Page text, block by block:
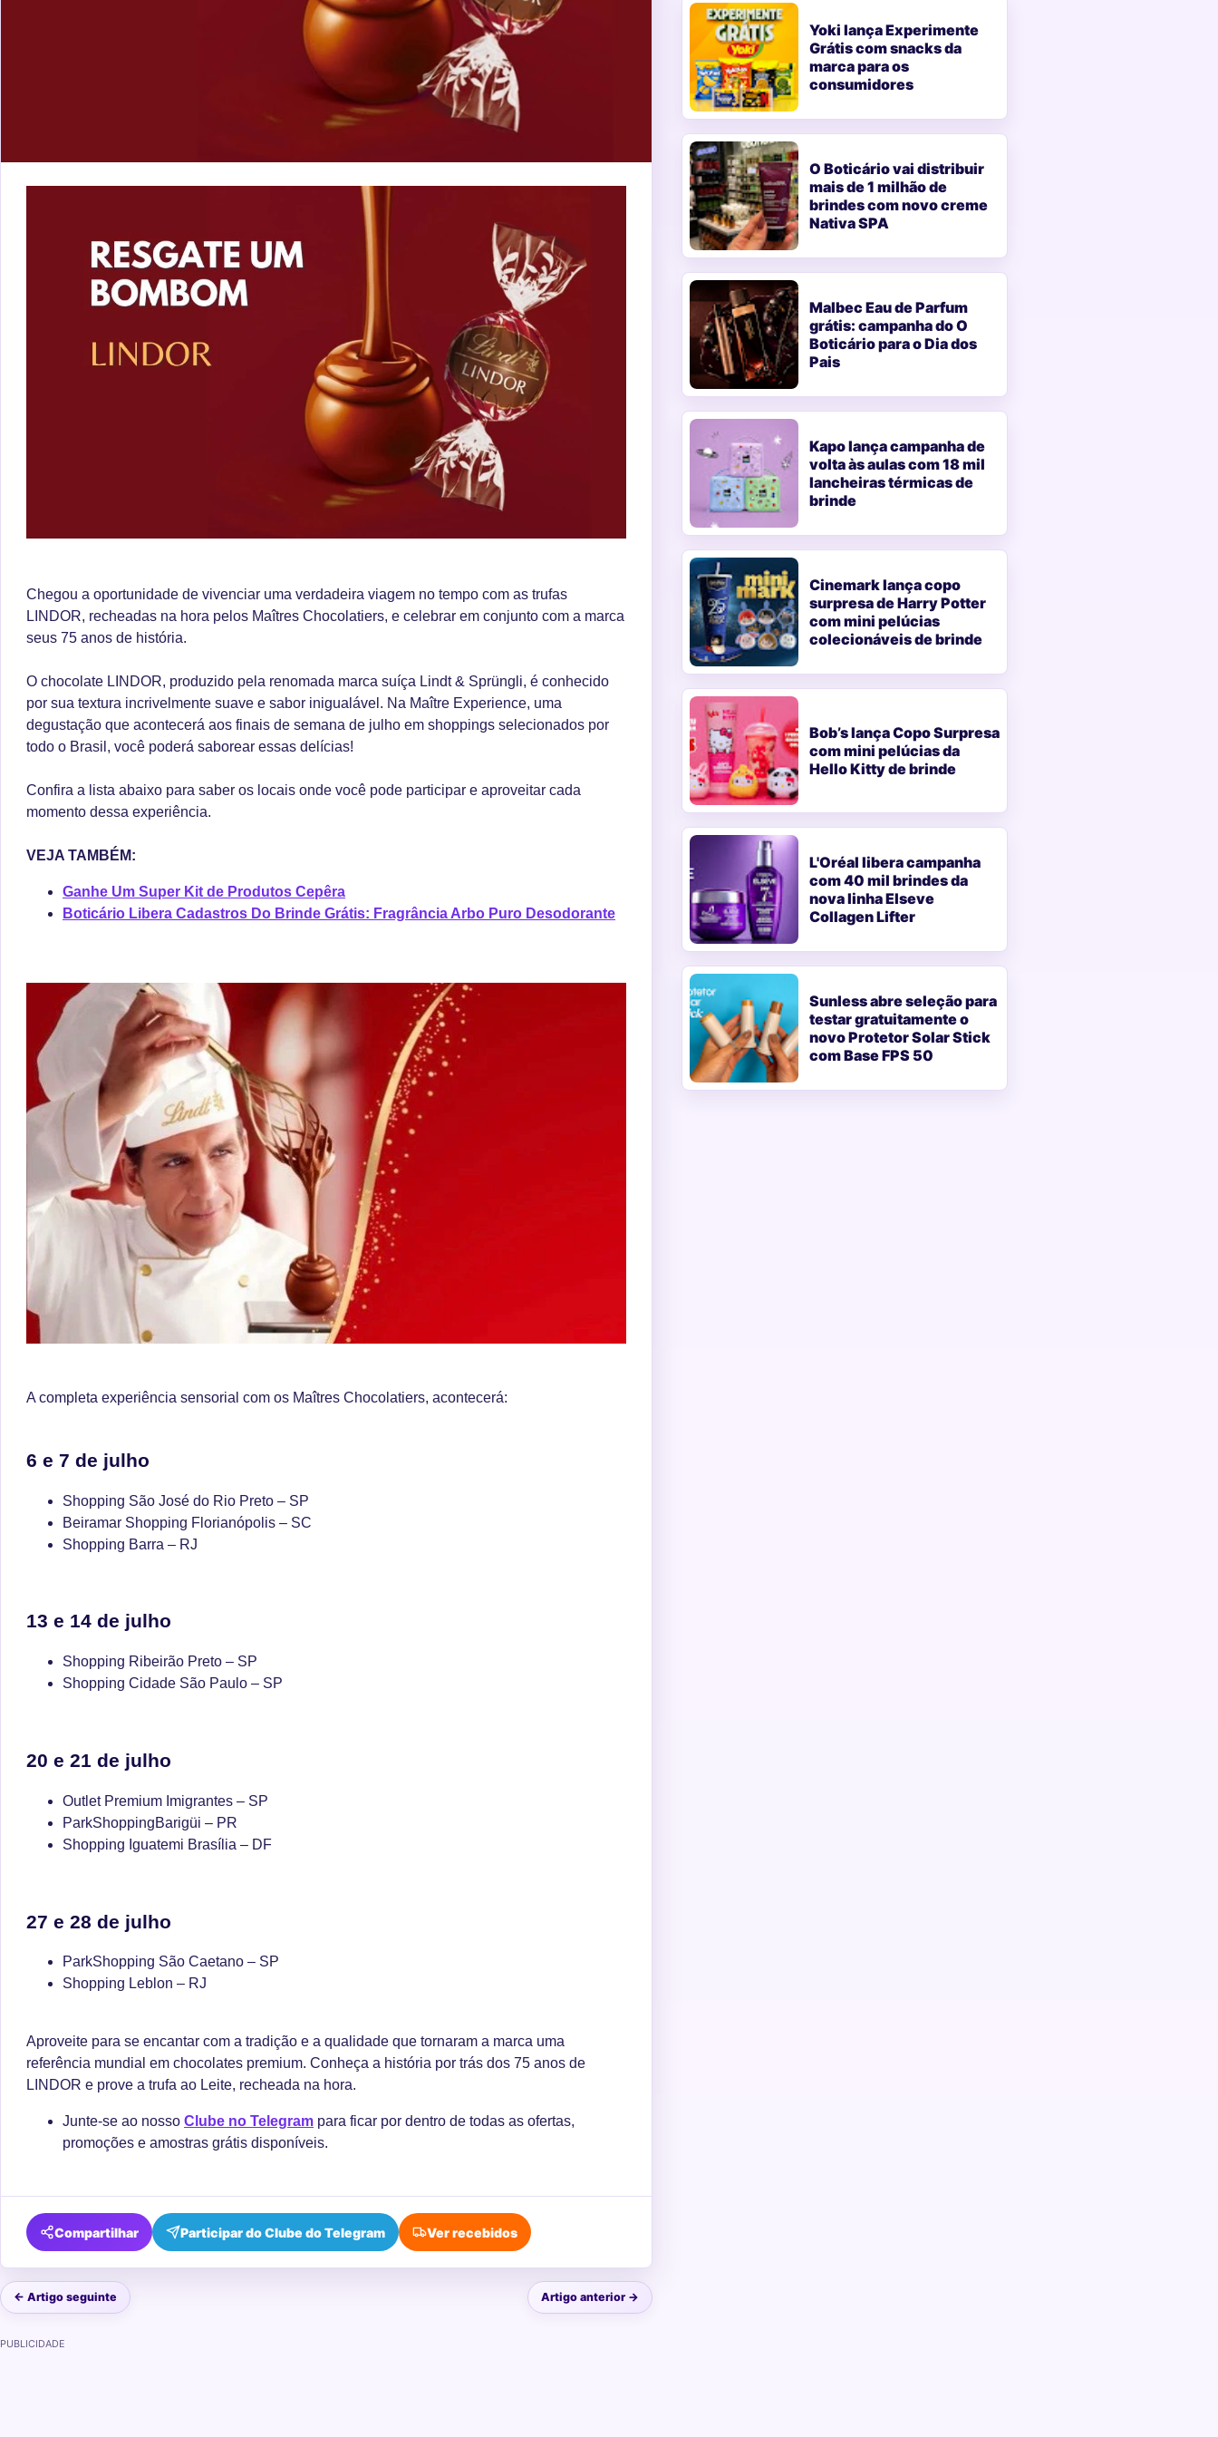
Chegou a oportunidade de vivenciar uma verdadeira viagem no tempo com as trufas
LINDOR, recheadas na hora pelos Maîtres Chocolatiers, e celebrar em conjunto com a marca
seus 75 anos de história.
O chocolate LINDOR, produzido pela renomada marca suíça Lindt & Sprüngli, é conhecido
por sua textura incrivelmente suave e sabor inigualável. Na Maître Experience, uma
degustação que acontecerá aos finais de semana de julho em shoppings selecionados por
todo o Brasil, você poderá saborear essas delícias!
Confira a lista abaixo para saber os locais onde você pode participar e aproveitar cada
momento dessa experiência.
VEJA TAMBÉM:
Ganhe Um Super Kit de Produtos Cepêra
Boticário Libera Cadastros Do Brinde Grátis: Fragrância Arbo Puro Desodorante
A completa experiência sensorial com os Maîtres Chocolatiers, acontecerá:
6 e 7 de julho
Shopping São José do Rio Preto – SP
Beiramar Shopping Florianópolis – SC
Shopping Barra – RJ
13 e 14 de julho
Shopping Ribeirão Preto – SP
Shopping Cidade São Paulo – SP
20 e 21 de julho
Outlet Premium Imigrantes – SP
ParkShoppingBarigüi – PR
Shopping Iguatemi Brasília – DF
27 e 28 de julho
ParkShopping São Caetano – SP
Shopping Leblon – RJ
Aproveite para se encantar com a tradição e a qualidade que tornaram a marca uma
referência mundial em chocolates premium. Conheça a história por trás dos 75 anos de
LINDOR e prove a trufa ao Leite, recheada na hora.
Junte-se ao nosso Clube no Telegram para ficar por dentro de todas as ofertas,
promoções e amostras grátis disponíveis.
Compartilhar Participar do Clube do Telegram Ver recebidos
← Artigo seguinte Artigo anterior →
Yoki lança Experimente
Grátis com snacks da
marca para os
consumidores
O Boticário vai distribuir
mais de 1 milhão de
brindes com novo creme
Nativa SPA
Malbec Eau de Parfum
grátis: campanha do O
Boticário para o Dia dos
Pais
Kapo lança campanha de
volta às aulas com 18 mil
lancheiras térmicas de
brinde
Cinemark lança copo
surpresa de Harry Potter
com mini pelúcias
colecionáveis de brinde
Bob’s lança Copo Surpresa
com mini pelúcias da
Hello Kitty de brinde
L'Oréal libera campanha
com 40 mil brindes da
nova linha Elseve
Collagen Lifter
Sunless abre seleção para
testar gratuitamente o
novo Protetor Solar Stick
com Base FPS 50
PUBLICIDADE